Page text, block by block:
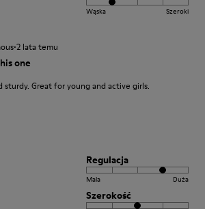
Wąska Szeroki
·2 lata temu
one
sturdy. Great for young and active girls.
Regulacja
Mala Duża
Szerokość